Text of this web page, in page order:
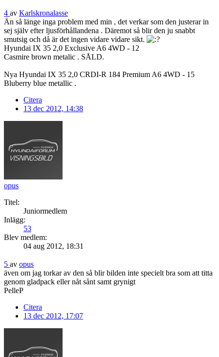
4 av Karlskronalasse
Än så länge inga problem med min , det verkar som den justerar in
sej själv efter ljusförhållandena . Däremot så blir den ju snabbt
smutsig och då är det ingen vidare vidare sikt.
Hyundai IX 35 2,0 Exclusive A6 4WD - 12
Casmire brown metalic . SÅLD.
Nya Hyundai IX 35 2,0 CRDI-R 184 Premium A6 4WD - 15
Bluberry blue metallic .
Citera
13 dec 2012, 14:38
opus
Titel:
Juniormedlem
Inlägg:
53
Blev medlem:
04 aug 2012, 18:31
5 av opus
även om jag torkar av den så blir bilden inte specielt bra som att titta
genom gladpack eller nåt sånt samt grynigt
PelleP
Citera
13 dec 2012, 17:07